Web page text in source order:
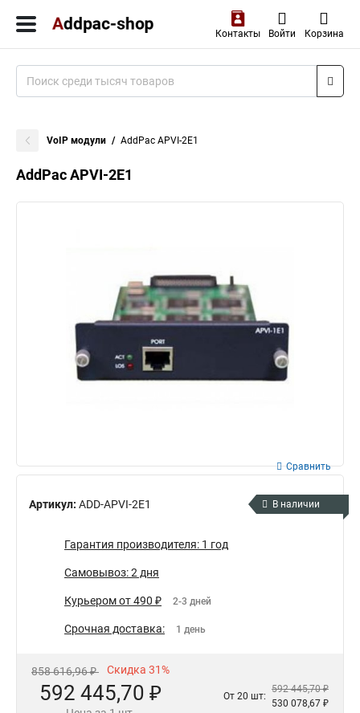
Контакты Войти Корзина
VoIP модули AddPac APVI-2E1
AddPac APVI-2E1
Артикул: ADD-APVI-2E1
Сравнить
В наличии
Гарантия производителя: 1 год
Самовывоз: 2 дня
Курьером от 490 ₽ 2-3 дней
Срочная доставка: 1 день
858 616,96 ₽ Скидка 31%
592 445,70 ₽ От 20 шт:
592 445,70 ₽
530 078,67 ₽